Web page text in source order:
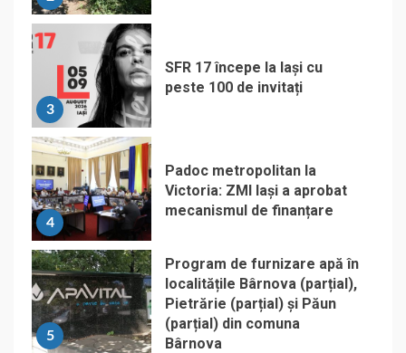
3
SFR 17 începe la Iași cu
peste 100 de invitați
4
Padoc metropolitan la
Victoria: ZMI Iași a aprobat
mecanismul de finanțare
5
Program de furnizare apă în
localitățile Bârnova (parțial),
Pietrărie (parțial) și Păun
(parțial) din comuna
Bârnova